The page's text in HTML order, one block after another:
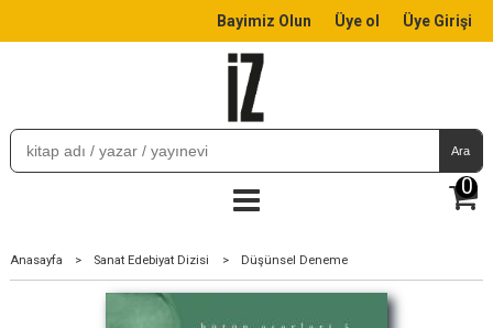
Bayimiz Olun Üye ol Üye Girişi
Ara
0
Anasayfa > Sanat Edebiyat Dizisi > Düşünsel Deneme